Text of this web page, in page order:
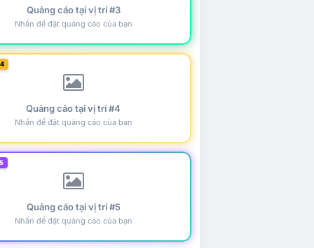
Quảng cáo tại vị trí #3
Nhấn để đặt quảng cáo của bạn
Quảng cáo tại vị trí #4
Nhấn để đặt quảng cáo của bạn
Quảng cáo tại vị trí #5
Nhấn để đặt quảng cáo của bạn